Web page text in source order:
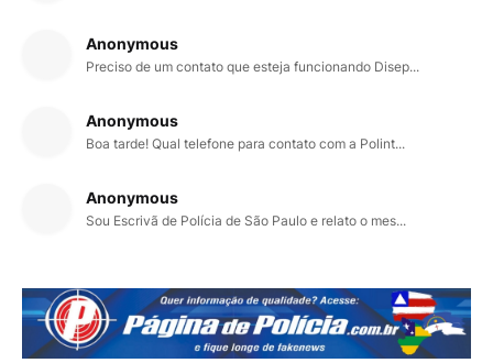
Anonymous
Preciso de um contato que esteja funcionando Disep...
Anonymous
Boa tarde! Qual telefone para contato com a Polint...
Anonymous
Sou Escrivã de Polícia de São Paulo e relato o mes...